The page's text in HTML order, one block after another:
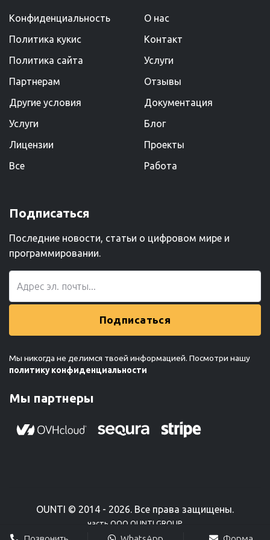
Конфиденциальность
Политика кукис
Политика сайта
Партнерам
Другие условия
Услуги
Лицензии
Все
О нас
Kонтакт
Услуги
Отзывы
Документация
Блог
Проекты
Работа
Подписаться
Последние новости, статьи о цифровом мире и
программировании.
Подписаться
Мы никогда не делимся твоей информацией. Посмотри нашу
политику конфиденциальности
Мы партнеры
OUNTI © 2014 - 2026. Все права защищены.
часть ООО OUNTI GROUP